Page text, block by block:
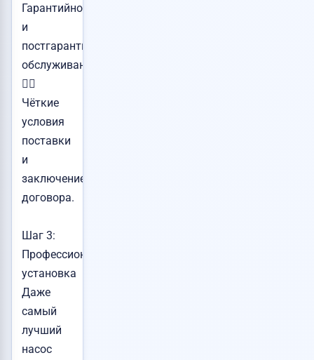
Гарантийное
и
постгарантийное
обслуживание.
👉🏻
Чёткие
условия
поставки
и
заключение
договора.
Шаг 3:
Профессиональная
установка
Даже
самый
лучший
насос